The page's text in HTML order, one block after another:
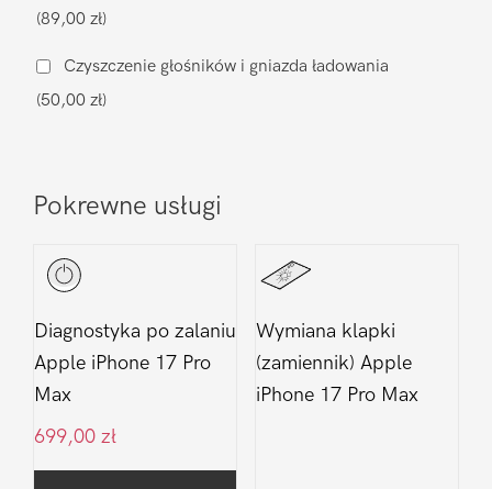
17
Pro
Max
(89,00 zł)
Czyszczenie głośników i gniazda ładowania
(50,00 zł)
Pokrewne usługi
Diagnostyka po zalaniu
Apple iPhone 17 Pro
Max
699,00 zł
Wymiana klapki
(zamiennik) Apple
iPhone 17 Pro Max